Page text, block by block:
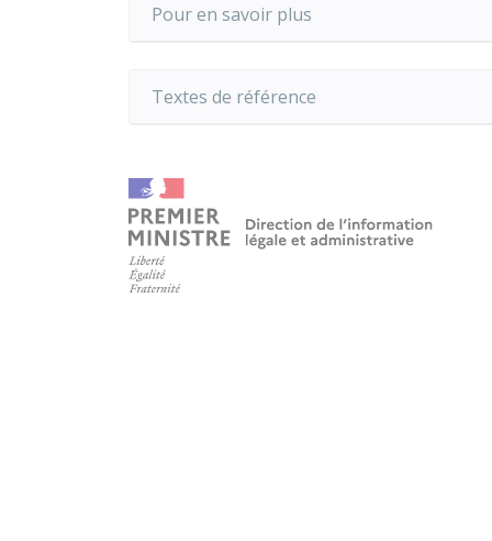
Pour en savoir plus
Textes de référence